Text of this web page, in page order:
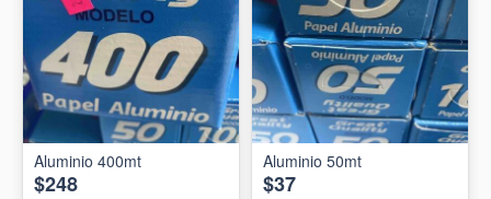
Aluminio 400mt
$248
Aluminio 50mt
$37